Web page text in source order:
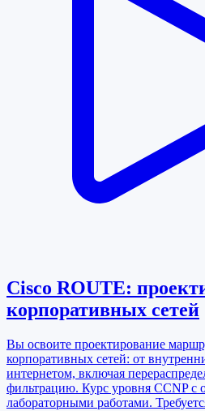
Cisco ROUTE:
корпоративных сетей
Вы освоите проектирование
корпоративных сетей: от
интернетом, включая
фильтрацию. Курс уровня CCNP с
лабораторными работами.